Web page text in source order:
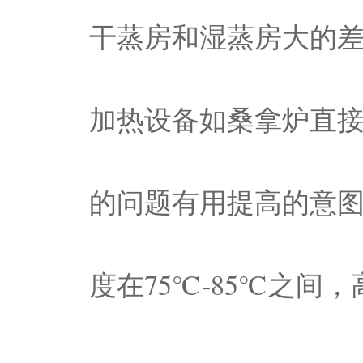
干蒸房和湿蒸房大的
加热设备如桑拿炉直
的问题有用提高的意
度在75℃-85℃之间，